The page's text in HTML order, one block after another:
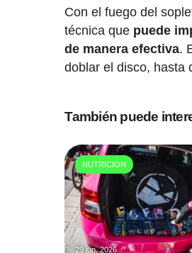
Con el fuego del
técnica que puede
de manera efectiva.
doblar el disco, hasta
También puede
NUTRICIÓN
29 jun. 2026